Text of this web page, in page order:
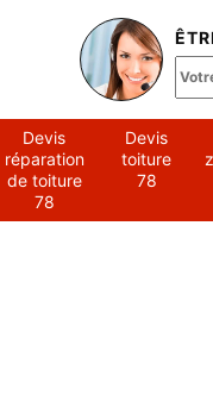
Devis
réparation
de toiture
78
Devis
toiture
78